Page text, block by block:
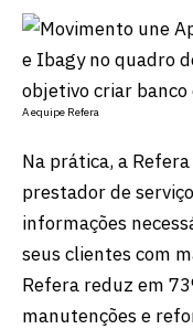
A equipe Refera
Na prática, a
prestador de
informações
seus clientes com
Refera reduz em
manutenções e